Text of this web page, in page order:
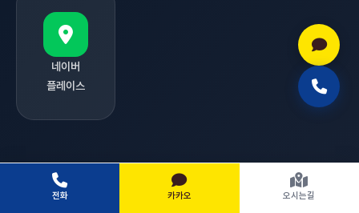
네이버
플레이스
전화 카카오 오시는길